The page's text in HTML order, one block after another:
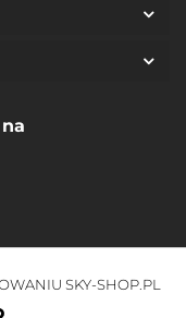
SKY-SHOP.PL